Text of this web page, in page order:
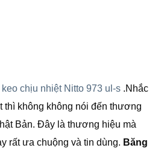
keo chịu nhiệt Nitto 973 ul-s .Nhắc
thì không không nói đến thương
Bản. Đây là thương hiệu mà
rất ưa chuộng và tin dùng. Băng